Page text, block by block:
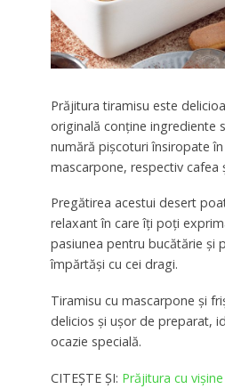
Prăjitura tiramisu este
originală conține ingrediente
numără pișcoturi însiropate
mascarpone, respectiv cafea
Pregătirea acestui desert
relaxant în care îți poți
pasiunea pentru bucătărie și
împărtăși cu cei dragi.
Tiramisu cu mascarpone și
delicios și ușor de preparat,
ocazie specială.
CITEȘTE ȘI: Prăjitura cu